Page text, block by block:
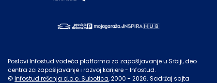
Poslovi Infostud vodeća platforma za zapošljavanje u Srbiji, deo
centra za zapošljavanje i razvoj karijere - Infostud.
© Infostud rešenja d.o.o. Subotica, 2000 - 2026. Sadržaj sajta